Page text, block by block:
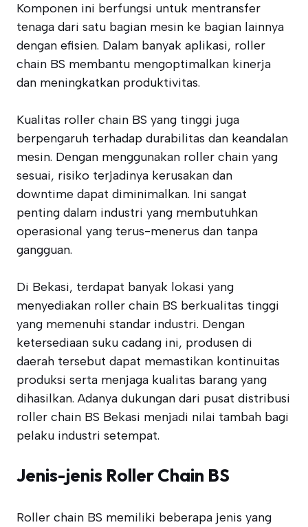
Komponen ini berfungsi untuk mentransfer
tenaga dari satu bagian mesin ke bagian lainnya
dengan efisien. Dalam banyak aplikasi, roller
chain BS membantu mengoptimalkan kinerja
dan meningkatkan produktivitas.
Kualitas roller chain BS yang tinggi juga
berpengaruh terhadap durabilitas dan keandalan
mesin. Dengan menggunakan roller chain yang
sesuai, risiko terjadinya kerusakan dan
downtime dapat diminimalkan. Ini sangat
penting dalam industri yang membutuhkan
operasional yang terus-menerus dan tanpa
gangguan.
Di Bekasi, terdapat banyak lokasi yang
menyediakan roller chain BS berkualitas tinggi
yang memenuhi standar industri. Dengan
ketersediaan suku cadang ini, produsen di
daerah tersebut dapat memastikan kontinuitas
produksi serta menjaga kualitas barang yang
dihasilkan. Adanya dukungan dari pusat distribusi
roller chain BS Bekasi menjadi nilai tambah bagi
pelaku industri setempat.
Jenis-jenis Roller Chain BS
Roller chain BS memiliki beberapa jenis yang